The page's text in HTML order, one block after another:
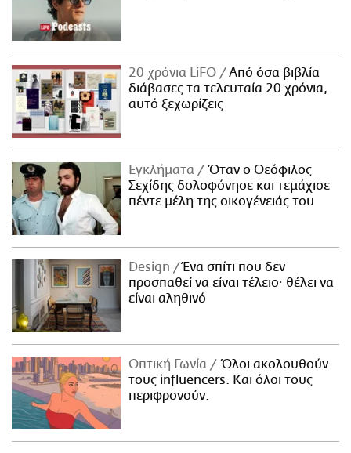
LIFO SHOP
NEWSLETTER
ΜΙΚΡΟΠΡΑΓΜΑΤΑ
THE GOOD LIFO
LIFOLAND
CITY GUIDE
ΑΜΠΑ
PRINT
20 χρόνια LiFO
Από όσα βιβλία
διάβασες τα τελευταία 20 χρόνια,
αυτό ξεχωρίζεις
Εγκλήματα
Όταν ο Θεόφιλος
Σεχίδης δολοφόνησε και τεμάχισε
πέντε μέλη της οικογένειάς του
Design
Ένα σπίτι που δεν
προσπαθεί να είναι τέλειο· θέλει να
είναι αληθινό
Οπτική Γωνία
Όλοι ακολουθούν
τους influencers. Και όλοι τους
περιφρονούν.